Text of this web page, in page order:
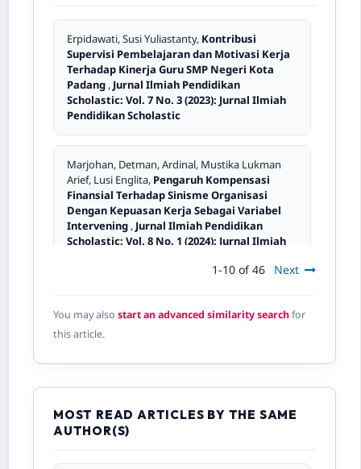
Erpidawati, Susi Yuliastanty, Kontribusi
Supervisi Pembelajaran dan Motivasi Kerja
Terhadap Kinerja Guru SMP Negeri Kota
Padang , Jurnal Ilmiah Pendidikan
Scholastic: Vol. 7 No. 3 (2023): Jurnal Ilmiah
Pendidikan Scholastic
Marjohan, Detman, Ardinal, Mustika Lukman
Arief, Lusi Englita, Pengaruh Kompensasi
Finansial Terhadap Sinisme Organisasi
Dengan Kepuasan Kerja Sebagai Variabel
Intervening , Jurnal Ilmiah Pendidikan
Scholastic: Vol. 8 No. 1 (2024): Jurnal Ilmiah
Kepemimpinan Transformasional,
Partisipasi, Komunikasi dan Motivasi Kerja
(Studi Pada Dosen dan Pegawai Akademi
(2022): Jurnal Ilmiah Pendidikan Scholastic
Marjohan Marjohan, Lusi Englita, Mustika
1-10 of 46 Next
You may also start an advanced similarity searchfor
this article.
MOST READ ARTICLES BY THE SAME
AUTHOR(S)